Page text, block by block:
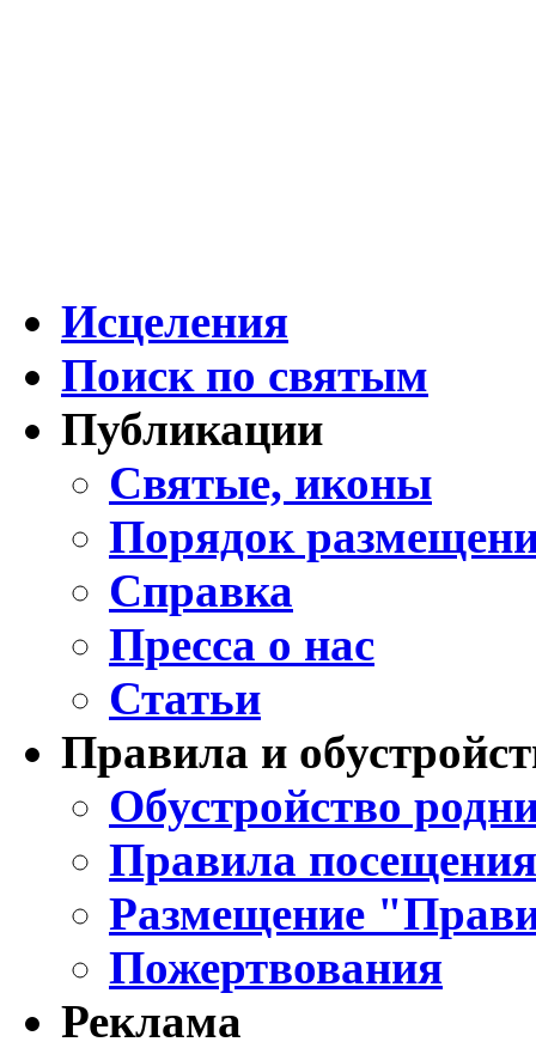
Исцеления
Поиск по святым
Публикации
Святые, иконы
Порядок
Справка
Пресса о нас
Статьи
Правила и
Обустройство
Правила
Размещение
Пожертвования
Реклама